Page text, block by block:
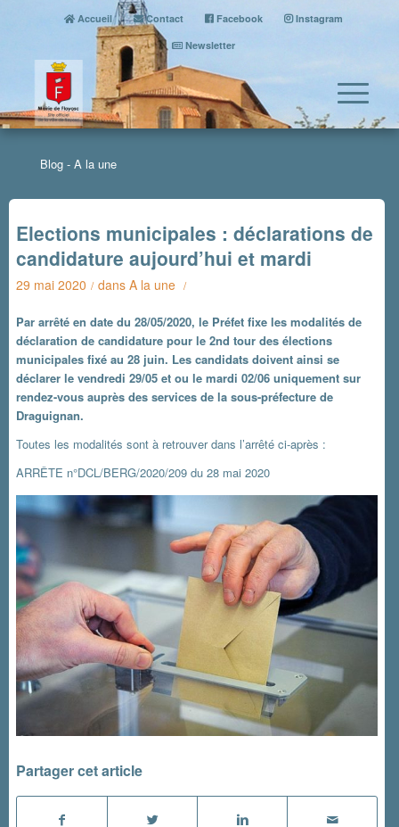
Accueil Contact Facebook
Instagram
Newsletter
Blog - A la une
Elections municipales : déclarations de
candidature aujourd’hui et mardi
29 mai 2020 / dansA la une /
Par arrêté en date du 28/05/2020, le Préfet fixe les modalités de
déclaration de candidature pour le 2nd tour des élections
municipales fixé au 28 juin. Les candidats doivent ainsi se
déclarer le vendredi 29/05 et ou le mardi 02/06 uniquement sur
rendez-vous auprès des services de la sous-préfecture de
Draguignan.
Toutes les modalités sont à retrouver dans l’arrêté ci-après :
ARRÊTE n°DCL/BERG/2020/209 du 28 mai 2020
Partager cet article